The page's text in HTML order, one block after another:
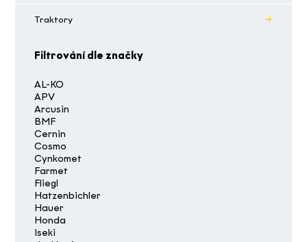
Traktory
Filtrování dle značky
AL-KO
APV
Arcusin
BMF
Cernin
Cosmo
Cynkomet
Farmet
Fliegl
Hatzenbichler
Hauer
Honda
Iseki